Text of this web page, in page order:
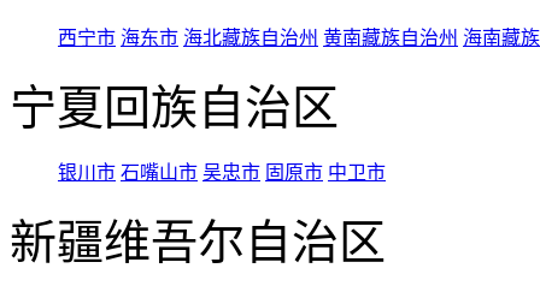
西宁市 海东市 海北藏族自治州 黄南藏族自治州 海南藏
宁夏回族自治区
银川市 石嘴山市 吴忠市 固原市 中卫市
新疆维吾尔自治区